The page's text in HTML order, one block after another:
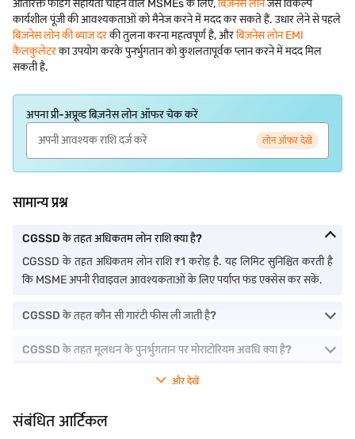
अतिरिक्त फंडिंग सहायता चाहने वाले MSMEs के लिए,बिज़नेस लोनजैसे विकल्प
कार्यशील पूंजी की आवश्यकताओं को मैनेज करने में मदद कर सकते हैं. उधार लेने से पहले
बिज़नेस लोन की ब्याज दरकी तुलना करना महत्वपूर्ण है, औरबिज़नेस लोन EMI
कैलकुलेटरका उपयोग करके पुनर्भुगतान को कुशलतापूर्वक प्लान करने में मदद मिल
सकती है.
अपना प्री-अप्रूव्ड बिज़नेस लोन ऑफर चेक करें
लोन ऑफर देखें
सामान्य प्रश्न
CGSSD के तहत अधिकतम लोन राशि क्या है?
CGSSD के तहत अधिकतम लोन राशि ₹1 करोड़ है. यह लिमिट सुनिश्चित करती है
कि MSME अपनी रीवाइवल आवश्यकताओं के लिए पर्याप्त फंड एक्सेस कर सकें.
CGSSD के तहत कौन सी गारंटी फीस ली जाती है?
CGSSD के तहत मूलधन के पुनर्भुगतान पर मोराटोरियम अवधि क्या है?
और देखें
संबंधित आर्टिकल